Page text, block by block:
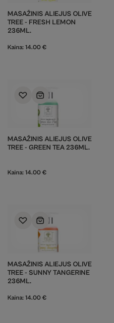
MASAŽINIS ALIEJUS OLIVE
TREE - FRESH LEMON
236ML.
Kaina: 14.00 €
MASAŽINIS ALIEJUS OLIVE
TREE - GREEN TEA 236ML.
Kaina: 14.00 €
MASAŽINIS ALIEJUS OLIVE
TREE - SUNNY TANGERINE
236ML.
Kaina: 14.00 €